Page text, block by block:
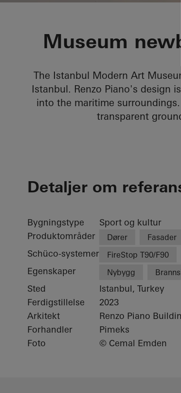
Istanbul
Museum
The Istanbul Modern Art
Istanbul. Renzo Piano's design
into the maritime
transparent
Detaljer om
Bygningstype
Sport og kultur
Produktområder
Dører Fasader
Schüco-systemer FireStop T90/F90
Egenskaper Nybygg
Sted
Istanbul, Turkey
Ferdigstillelse
2023
Arkitekt
Renzo Piano
Forhandler
Pimeks
Foto
© Cemal Emden